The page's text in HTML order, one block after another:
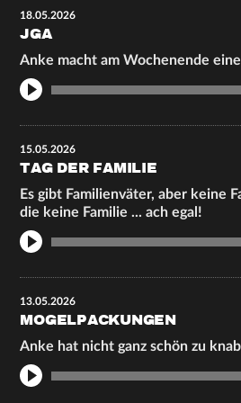
18.05.2026
JGA
Anke macht am Wochenende
15.05.2026
TAG DER FAMILIE
Es gibt Familienväter, aber keine
die keine Familie ... ach egal!
13.05.2026
MOGELPACKUNGEN
Anke hat nicht ganz schön zu